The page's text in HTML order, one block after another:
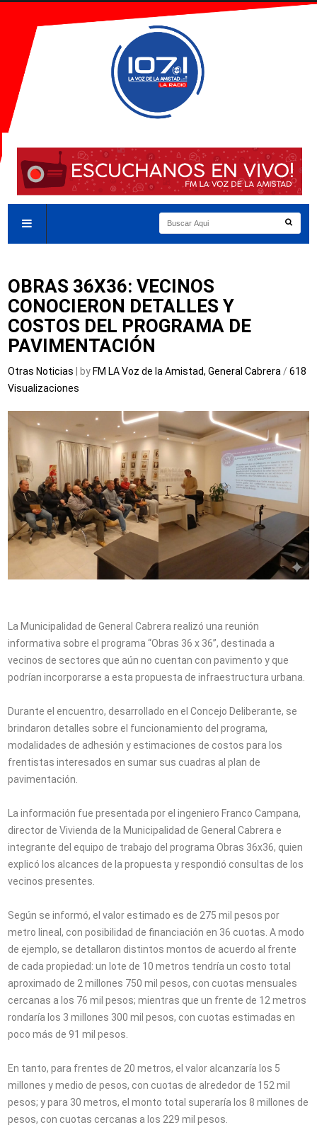
OBRAS 36X36: VECINOS
CONOCIERON DETALLES Y
COSTOS DEL PROGRAMA DE
PAVIMENTACIÓN
Otras Noticias | by FM LA Voz de la Amistad, General Cabrera /618
Visualizaciones
La Municipalidad de General Cabrera realizó una reunión
informativa sobre el programa “Obras 36 x 36”, destinada a
vecinos de sectores que aún no cuentan con pavimento y que
podrían incorporarse a esta propuesta de infraestructura urbana.
Durante el encuentro, desarrollado en el Concejo Deliberante, se
brindaron detalles sobre el funcionamiento del programa,
modalidades de adhesión y estimaciones de costos para los
frentistas interesados en sumar sus cuadras al plan de
pavimentación.
La información fue presentada por el ingeniero Franco Campana,
director de Vivienda de la Municipalidad de General Cabrera e
integrante del equipo de trabajo del programa Obras 36x36, quien
explicó los alcances de la propuesta y respondió consultas de los
vecinos presentes.
Según se informó, el valor estimado es de 275 mil pesos por
metro lineal, con posibilidad de financiación en 36 cuotas. A modo
de ejemplo, se detallaron distintos montos de acuerdo al frente
de cada propiedad: un lote de 10 metros tendría un costo total
aproximado de 2 millones 750 mil pesos, con cuotas mensuales
cercanas a los 76 mil pesos; mientras que un frente de 12 metros
rondaría los 3 millones 300 mil pesos, con cuotas estimadas en
poco más de 91 mil pesos.
En tanto, para frentes de 20 metros, el valor alcanzaría los 5
millones y medio de pesos, con cuotas de alrededor de 152 mil
pesos; y para 30 metros, el monto total superaría los 8 millones de
pesos, con cuotas cercanas a los 229 mil pesos.